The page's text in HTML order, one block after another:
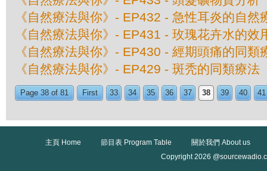
《自然療法與你》- EP432 - 急性耳炎的自然
《自然療法與你》- EP431 - 玫瑰花卉水的效
《自然療法與你》- EP430 - 經期頭痛的同類
《自然療法與你》- EP429 - 斑秃的同類療法
Page 38 of 81 First 33 34 35 36 37 38 39 40 41
主頁 Home 節目表 Program Table
關於我們 About us
Copyright 2026